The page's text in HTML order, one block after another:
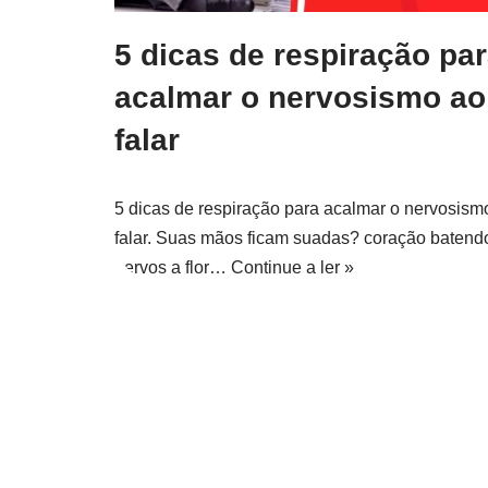
5 dicas de respiração
acalmar o nervosismo ao
falar
5 dicas de respiração para acalmar o
falar. Suas mãos ficam suadas? coração
nervos a flor… Continue a ler »